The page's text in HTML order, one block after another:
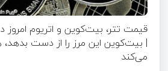
| بیت‌کوین این مرز را از دست بدهد،
می‌کند